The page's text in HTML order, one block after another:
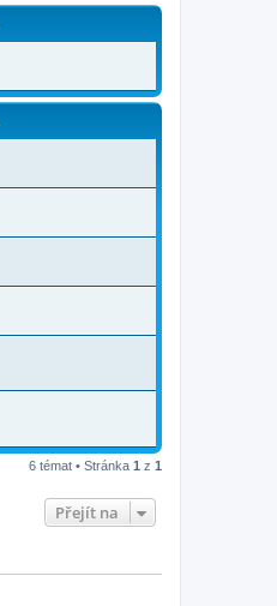
6 témat • Stránka 1 z 1
Přejít na